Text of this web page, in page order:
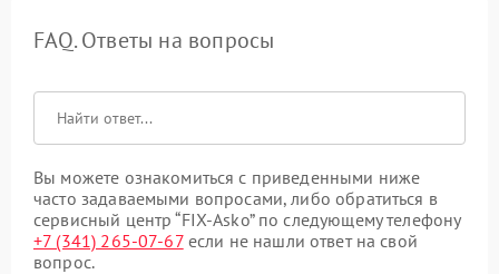
FAQ. Ответы на вопросы
Вы можете ознакомиться с приведенными ниже
часто задаваемыми вопросами, либо обратиться в
сервисный центр “FIX-Asko” по следующему телефону
+7 (341) 265-07-67если не нашли ответ на свой
вопрос.